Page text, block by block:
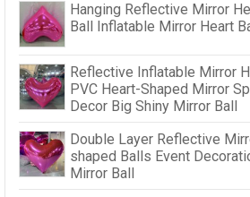
Hanging Reflective Mirror
Ball Inflatable Mirror Heart
Reflective Inflatable Mirror
PVC Heart-Shaped Mirror
Decor Big Shiny Mirror Ball
Double Layer Reflective
shaped Balls Event
Mirror Ball